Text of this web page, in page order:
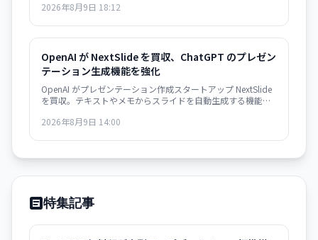
形成されつつあり、金融システムのリスク要因になり得ると
2026年8月9日 18:12
OpenAI が NextSlide を買収、ChatGPT のプレゼン
テーション生成機能を強化
OpenAI がプレゼンテーション作成スタートアップ NextSlide
を買収。テキストやメモからスライドを自動生成する機能が
2026年8月9日 14:00
特集記事